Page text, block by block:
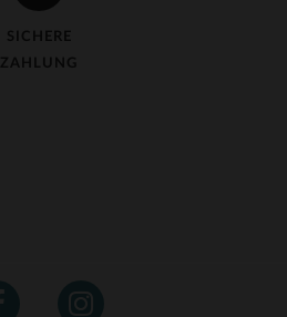
SICHERE
ZAHLUNG